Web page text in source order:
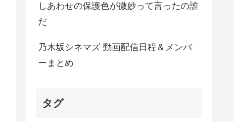
しあわせの保護色が微妙って言ったの誰
だ
乃木坂シネマズ 動画配信日程＆メンバ
ーまとめ
タグ